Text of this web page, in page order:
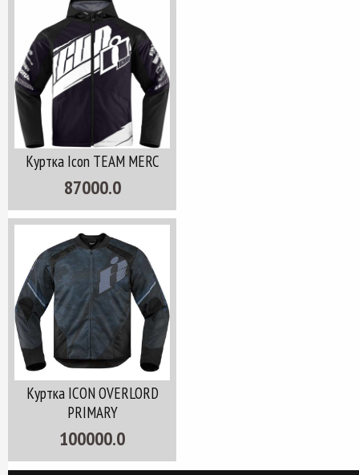
Куртка Icon TEAM MERC
87000.0
Куртка ICON OVERLORD
PRIMARY
100000.0